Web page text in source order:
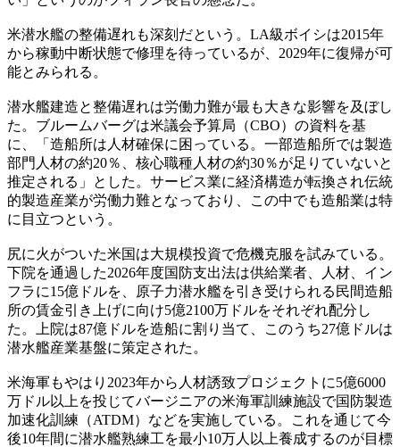
米潜水艦の整備遅れも深刻だという。LA級ボイシは2015年
から稼動中断状態で修理を待っているが、2029年に復帰が可
能とみられる。
潜水艦建造と整備遅れは労働力難が最も大きな影響を及ぼし
た。ブルームバーグは米議会予算局（CBO）の資料を基
に、「造船所は人材確保に困っている。一部造船所では製造
部門人材の約20％、核心職種人材の約30％が足りていないと
推定される」とした。サービス業に経済構造が転換され伝統
的製造産業が労働力難となっており、この中でも造船業は特
に目立つという。
尻に火がついた米国は大規模投資で危機克服を試みている。
下院を通過した2026年度国防支出法は供給業者、人材、イン
フラに15億ドルを、原子力潜水艦を引き受けられる民間造船
所の賃金引き上げに向け5億2100万ドルをそれぞれ配分し
た。上院は87億ドルを造船に割り当て、このうち27億ドルは
潜水艦産業基盤に策定された。
米海軍もやはり2023年から人材誘致プロジェクトに5億6000
万ドル以上を投じてバージニアの米海軍訓練施設で国防製造
加速化訓練（ATDM）などを実施している。これを通じて今
後10年間に潜水艦熟練工を最小10万人以上養成するのが目標